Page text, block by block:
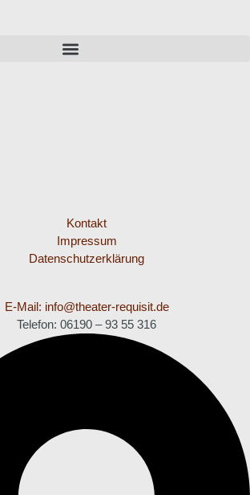
Kontakt
Impressum
Datenschutzerklärung
E-Mail: info@theater-requisit.de
Telefon: 06190 – 93 55 316